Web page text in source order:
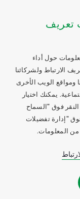
تعريف
حول أداء
الارتباط ولشركائنا
ومواقع الويب الأخرى
يمكنك اختيار
فوق "السماح
"إدارة تفضيلات
من المعلومات.